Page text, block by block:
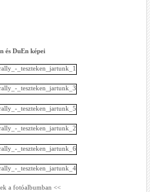
és DuEn képei
a fotóalbumban <<